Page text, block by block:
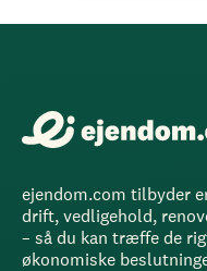
ejendom.com tilbyder
drift, vedligehold,
– så du kan træffe de
økonomiske